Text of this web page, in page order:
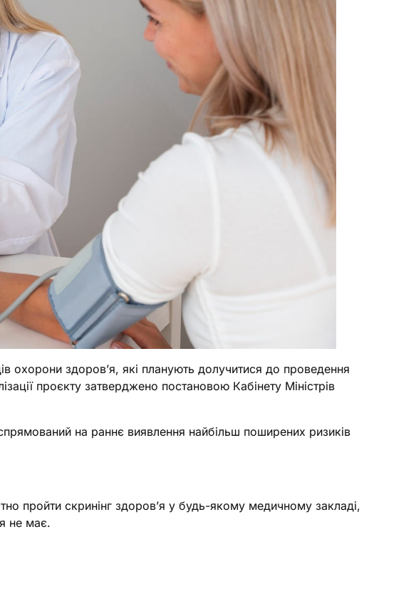
охорони здоров’я, які планують долучитися до проведення
проєкту затверджено постановою Кабінету Міністрів
на раннє виявлення найбільш поширених ризиків
пройти скринінг здоров’я у будь-якому медичному закладі,
не має.